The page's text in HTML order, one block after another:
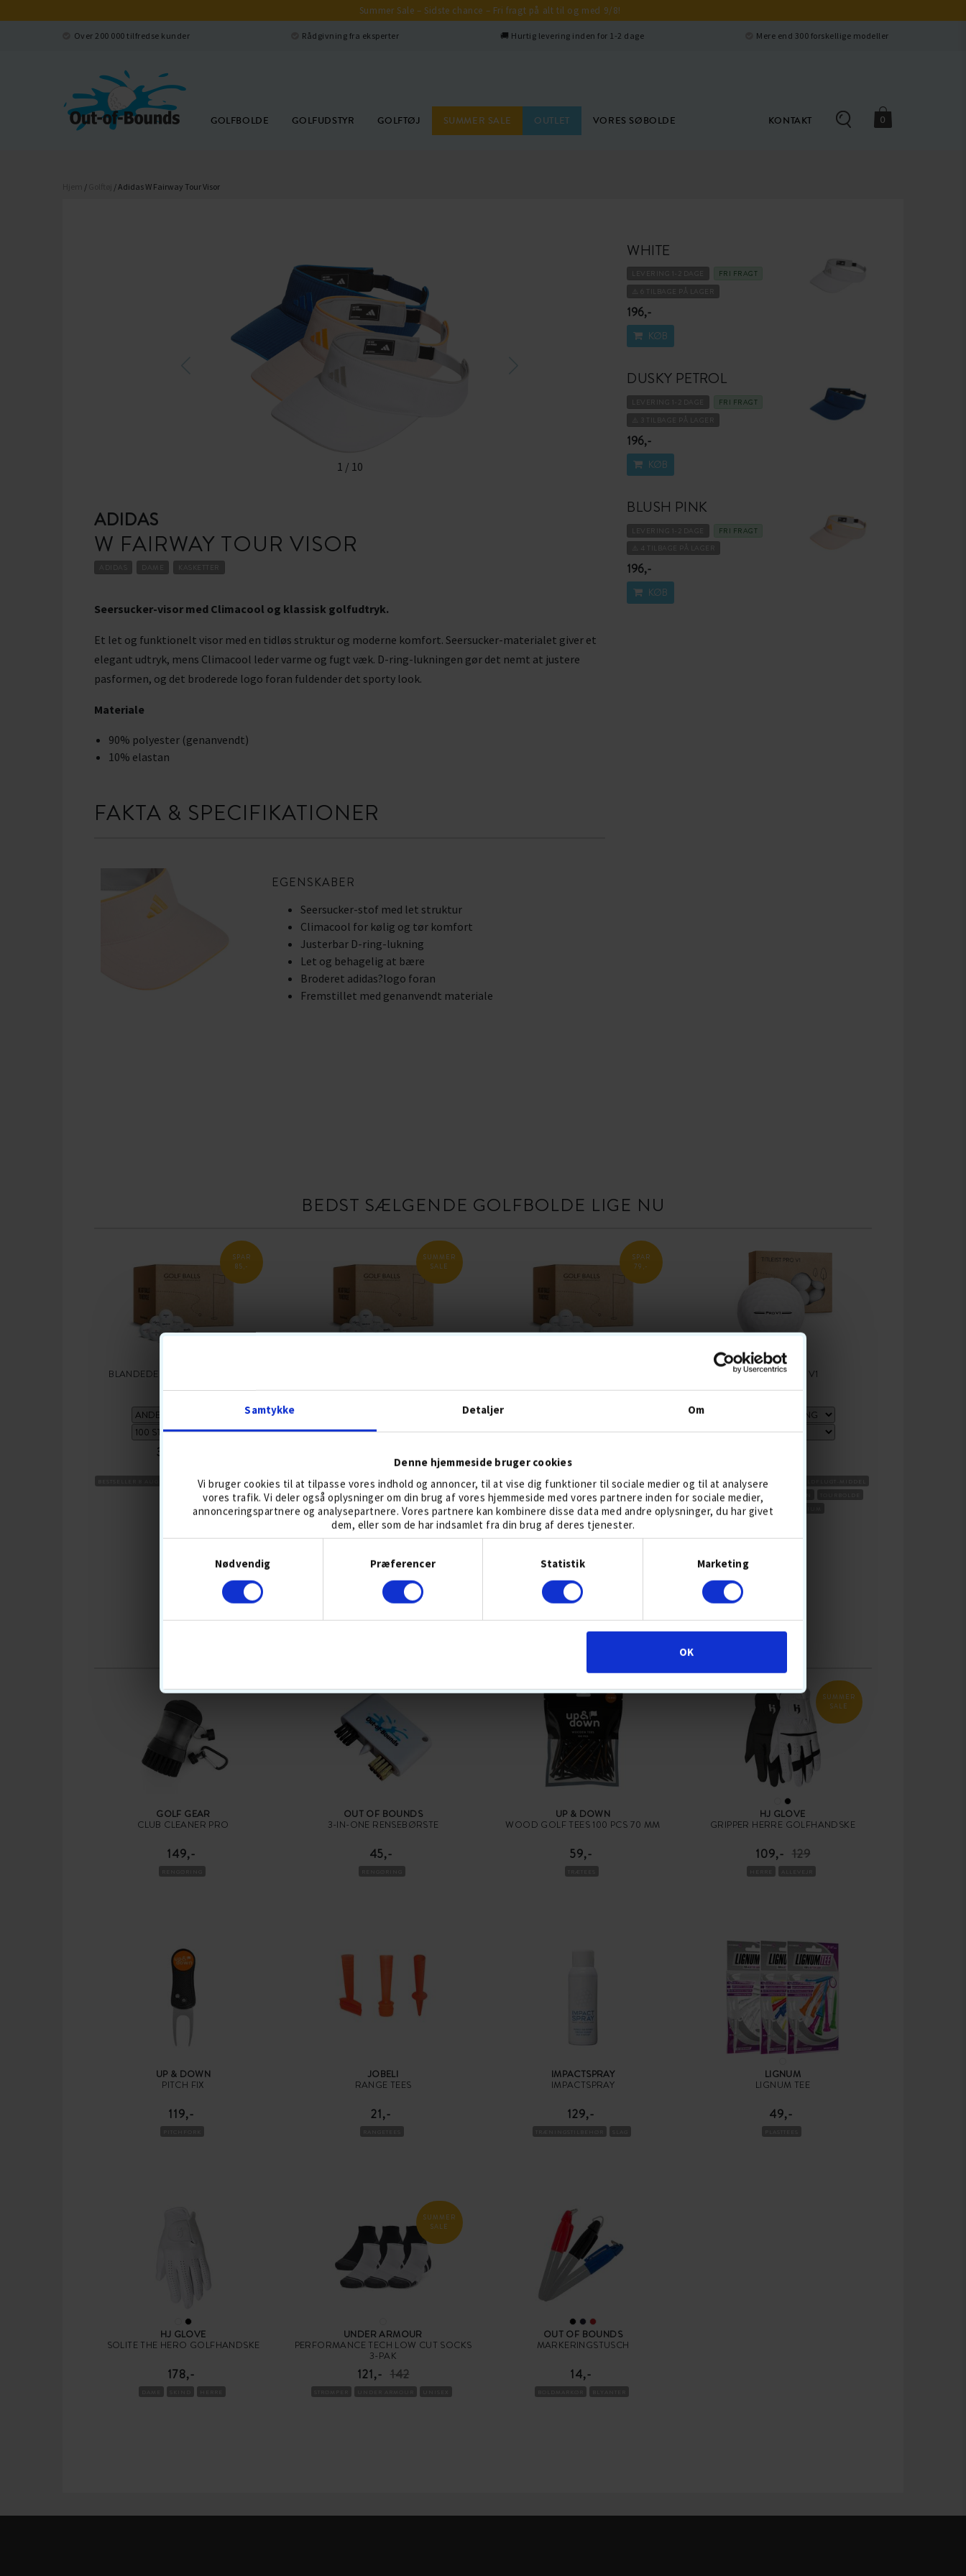
Samtykke Detaljer Om
Denne hjemmeside bruger cookies
Vi bruger cookies til at tilpasse vores indhold og annoncer, til at vise dig funktioner til sociale medier og til at analysere
vores trafik. Vi deler også oplysninger om din brug af vores hjemmeside med vores partnere inden for sociale medier,
annonceringspartnere og analysepartnere. Vores partnere kan kombinere disse data med andre oplysninger, du har givet
dem, eller som de har indsamlet fra din brug af deres tjenester.
Nødvendig
Præferencer Statistik Marketing
OK
Summer Sale – Sidste chance – Fri fragt på alt til og med 9/8!
Over 200 000 tilfredse kunder Rådgivning fra eksperter 🚚 Hurtig levering inden for 1-2 dage Mere end 300 forskellige modeller
GOLFBOLDE GOLFUDSTYR GOLFTØJ SUMMER SALE OUTLET VORES SØBOLDE KONTAKT 0
/ / Adidas W Fairway Tour Visor
1 / 10
ADIDAS
W FAIRWAY TOUR VISOR
DAME KASKETTER
Seersucker-visor med Climacool og klassisk golfudtryk.
Et let og funktionelt visor med en tidløs struktur og moderne komfort. Seersucker-materialet giver et
elegant udtryk, mens Climacool leder varme og fugt væk. D-ring-lukningen gør det nemt at justere
pasformen, og det broderede logo foran fuldender det sporty look.
Materiale
90% polyester (genanvendt)
10% elastan
FAKTA & SPECIFIKATIONER
EGENSKABER
Seersucker-stof med let struktur
Climacool for kølig og tør komfort
Justerbar D-ring-lukning
Let og behagelig at bære
Broderet adidas?logo foran
Fremstillet med genanvendt materiale
WHITE
LEVERING 1-2 DAGE
FRI FRAGT
⚠️ 6 TILBAGE PÅ LAGER
196,-
KØB
DUSKY PETROL
LEVERING 1-2 DAGE
FRI FRAGT
⚠️ 3 TILBAGE PÅ LAGER
196,-
KØB
BLUSH PINK
LEVERING 1-2 DAGE
FRI FRAGT
⚠️ 4 TILBAGE PÅ LAGER
196,-
KØB
BEDST SÆLGENDE GOLFBOLDE LIGE NU
SPAR
85,-
BLANDEDE GOLFBOLDE 100-PAK
399,-
DISTANCEBOLDE BOLDMIKS
KØB
SUMMER
SALE
BESTSELLER 8 AUG DISTANCEBOLDE BOLDMIKS
KØB
SPAR
79,-
BESTSELLER 8 AUG BOLDMIKS
KØB
TITLEIST PRO V1
BESTSELLER 8 AUG 3-DELT
GREENSPIN HØJ
KOMPRESSION MEDIUM
KØB
GOLF GEAR
CLUB CLEANER PRO
149,-
OUT OF BOUNDS
3-IN-ONE RENSEBØRSTE
45,-
UP & DOWN
WOOD GOLF TEES 100 PCS 70 MM
59,-
SUMMER
SALE
HJ GLOVE
GRIPPER HERRE GOLFHANDSKE
109,- 129
UP & DOWN
PITCH FIX
119,-
JOBELI
RANGE TEES
21,-
IMPACTSPRAY
IMPACTSPRAY
129,-
LIGNUM
LIGNUM TEE
49,-
HJ GLOVE
SOLITE THE HERO GOLFHANDSKE
178,-
SUMMER
SALE
UNDER ARMOUR
PERFORMANCE TECH LOW CUT SOCKS
3-PAK
121,- 142
OUT OF BOUNDS
MARKERINGSTUSCH
14,-